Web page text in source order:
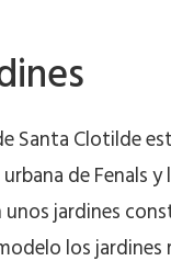
Santa Clotilde
de Fenals y
unos jardines
los